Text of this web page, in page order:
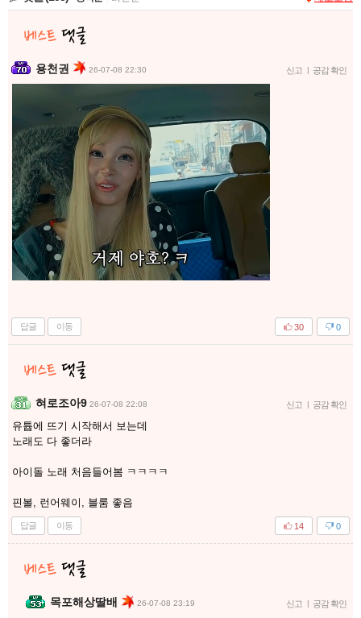
용천권 26-07-08 22:30 신고 | 공감 확인
답글 이동 0
30
혀로조아9 26-07-08 22:08 신고 | 공감 확인
유튭에 뜨기 시작해서 보는데
노래도 다 좋더라
아이돌 노래 처음들어봄 ㅋㅋㅋㅋ
핀볼, 런어웨이, 블룸 좋음
답글 이동 0
14
목포해상딸배 26-07-08 23:19 신고 | 공감 확인